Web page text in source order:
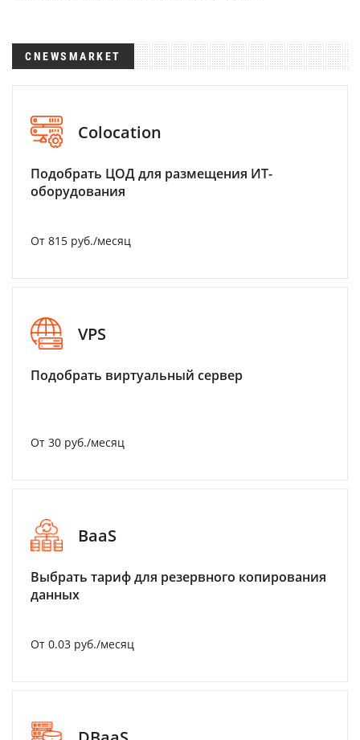
CNEWSMARKET
Colocation
Подобрать ЦОД для размещения ИТ-
оборудования
От 815 руб./месяц
VPS
Подобрать виртуальный сервер
От 30 руб./месяц
BaaS
Выбрать тариф для резервного копирования
данных
От 0.03 руб./месяц